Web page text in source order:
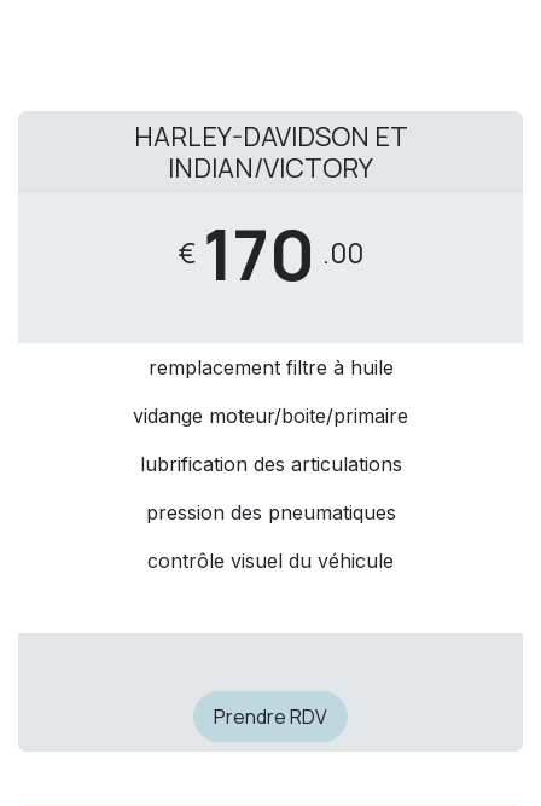
HARLEY-DAVIDSON ET
INDIAN/VICTORY
€ 170 .00
remplacement filtre à huile
vidange moteur/boite/primaire
lubrification des articulations
pression des pneumatiques
contrôle visuel du véhicule
Prendre RDV